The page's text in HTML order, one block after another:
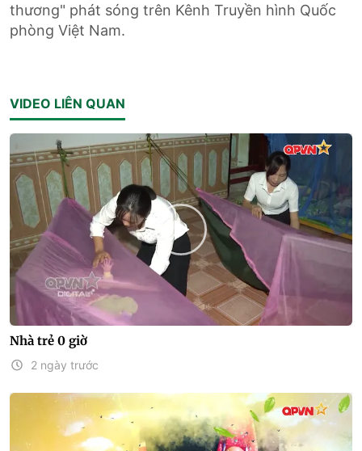
thương" phát sóng trên Kênh Truyền hình Quốc
phòng Việt Nam.
VIDEO LIÊN QUAN
Nhà trẻ 0 giờ
2 ngày trước